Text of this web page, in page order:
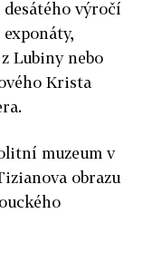
výročí
Lubiny nebo
Krista
muzeum v
obrazu